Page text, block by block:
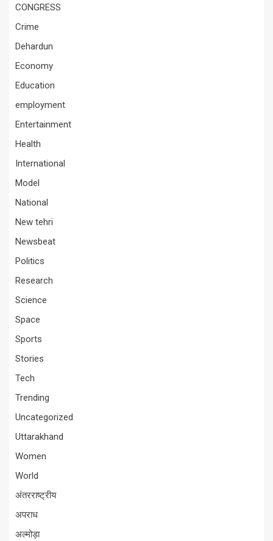
CONGRESS
Crime
Dehardun
Economy
Education
employment
Entertainment
Health
International
Model
National
New tehri
Newsbeat
Politics
Research
Science
Space
Sports
Stories
Tech
Trending
Uncategorized
Uttarakhand
Women
World
अंतरराष्ट्रीय
अपराध
अल्मोड़ा